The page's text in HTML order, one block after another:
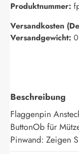
Produktnummer:
Versandkosten
Versandgewicht:
Beschreibung
Flaggenpin
ButtonOb für
Pinwand: Zeigen